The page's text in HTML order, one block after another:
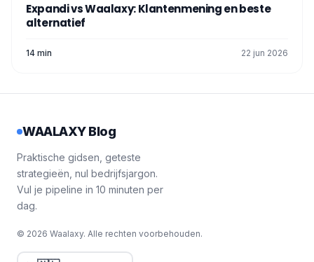
Expandi vs Waalaxy: Klantenmening en beste
alternatief
14 min 22 jun 2026
WAALAXY Blog
Praktische gidsen, geteste
strategieën, nul bedrijfsjargon.
Vul je pipeline in 10 minuten per
dag.
© 2026 Waalaxy. Alle rechten voorbehouden.